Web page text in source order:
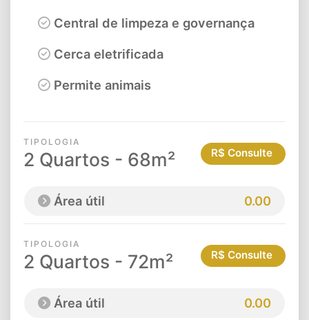
Central de limpeza e governança
Cerca eletrificada
Permite animais
TIPOLOGIA
2 Quartos - 68m² R$ Consulte
Área útil 0.00
TIPOLOGIA
2 Quartos - 72m² R$ Consulte
Área útil 0.00